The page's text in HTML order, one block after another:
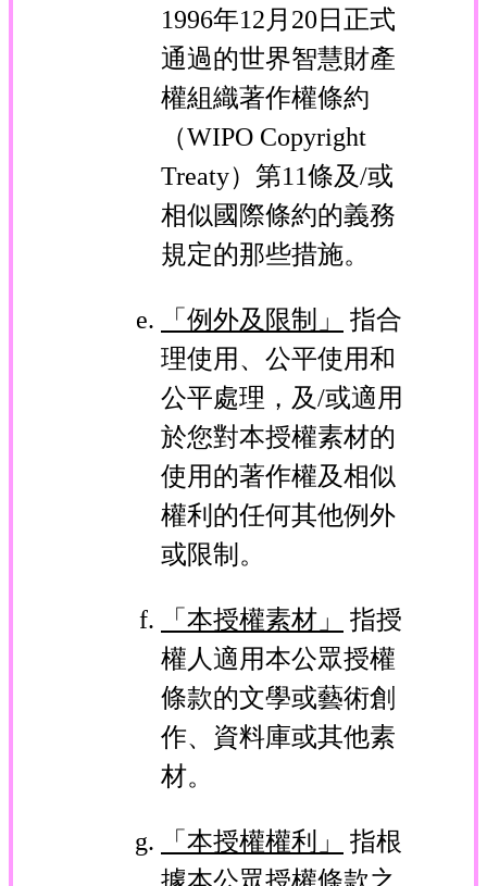
1996年12月20日正式
通過的世界智慧財產
權組織著作權條約
（WIPO Copyright
Treaty）第11條及/或
相似國際條約的義務
規定的那些措施。
「例外及限制」
指合
理使用、公平使用和
公平處理，及/或適用
於您對本授權素材的
使用的著作權及相似
權利的任何其他例外
或限制。
「本授權素材」
指授
權人適用本公眾授權
條款的文學或藝術創
作、資料庫或其他素
材。
「本授權權利」
指根
據本公眾授權條款之